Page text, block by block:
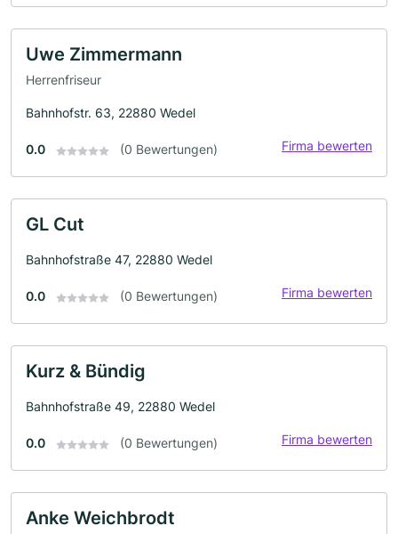
Uwe Zimmermann
Herrenfriseur
Bahnhofstr. 63, 22880 Wedel
0.0 (0 Bewertungen) Firma bewerten
GL Cut
Bahnhofstraße 47, 22880 Wedel
0.0 (0 Bewertungen) Firma bewerten
Kurz & Bündig
Bahnhofstraße 49, 22880 Wedel
0.0 (0 Bewertungen) Firma bewerten
Anke Weichbrodt